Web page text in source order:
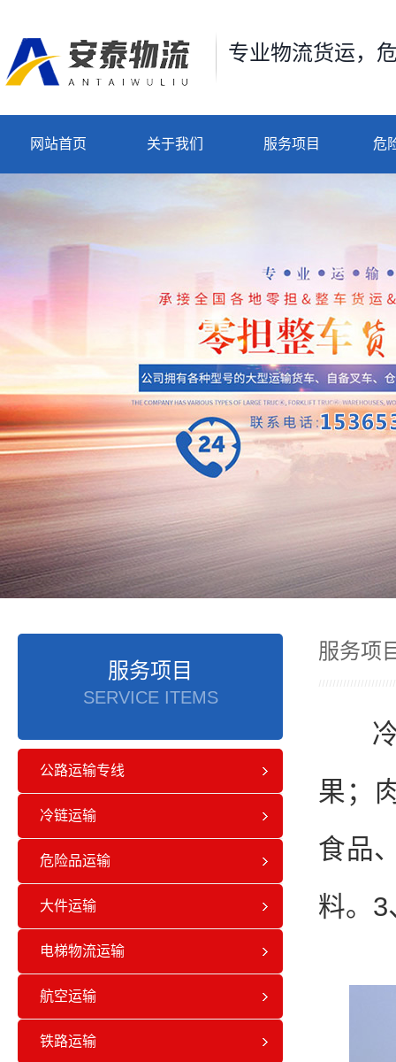
专业物流货运，
网站首页 关于我们 服务项目 危
服务项目
SERVICE ITEMS
公路运输专线
冷链运输
危险品运输
大件运输
电梯物流运输
航空运输
铁路运输
服务项
果；
食品
料。3